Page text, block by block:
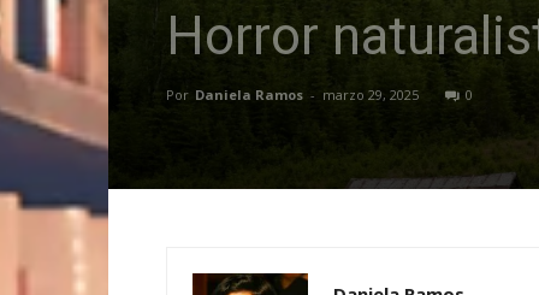
Horror
Por Daniela Ramos - marzo 29, 2025 0